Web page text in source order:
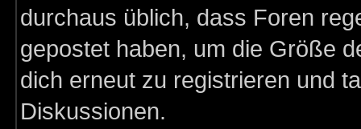
durchaus üblich, dass Foren
gepostet haben, um die Größe
dich erneut zu registrieren und
Diskussionen.